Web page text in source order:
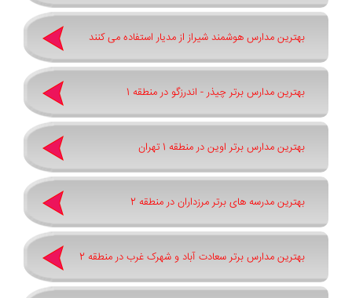
بهترین مدارس هوشمند شیراز از مدیار استفاده می کنند
بهترین مدارس برتر چیذر - اندرزگو در منطقه 1
بهترین مدارس برتر اوین در منطقه 1 تهران
بهترین مدرسه های برتر مرزداران در منطقه 2
بهترین مدارس برتر سعادت آباد و شهرک غرب در منطقه 2